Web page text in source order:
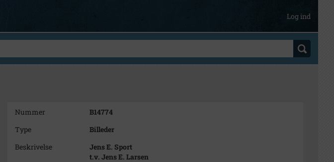
Log ind
Nummer
B14774
Type
Billeder
Beskrivelse
Jens E. Sport
t.v. Jens E. Larsen